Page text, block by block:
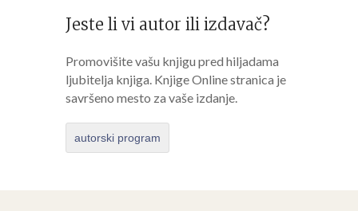
Jeste li vi autor ili izdavač?
Promovišite vašu knjigu pred hiljadama
ljubitelja knjiga. Knjige Online stranica je
savršeno mesto za vaše izdanje.
autorski program